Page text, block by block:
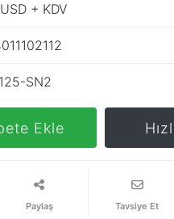
+ KDV
SN2
Ekle
Paylaş Tavsiye Et